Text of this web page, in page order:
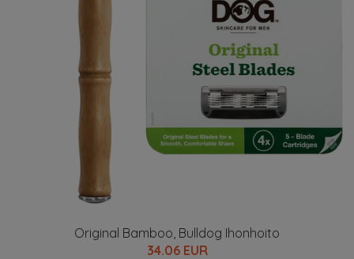
Original Bamboo, Bulldog Ihonhoito
34.06 EUR